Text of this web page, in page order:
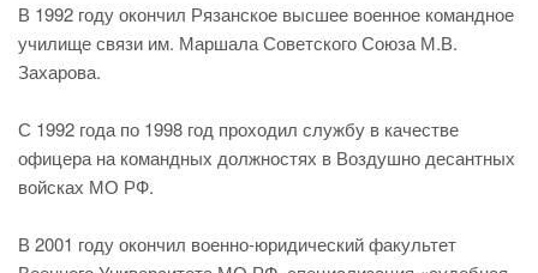
В 1992 году окончил Рязанское высшее военное командное
училище связи им. Маршала Советского Союза М.В.
Захарова.
С 1992 года по 1998 год проходил службу в качестве
офицера на командных должностях в Воздушно десантных
войсках МО РФ.
В 2001 году окончил военно-юридический факультет